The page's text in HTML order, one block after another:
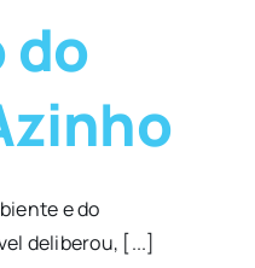
do
e do
deliberou, [...]